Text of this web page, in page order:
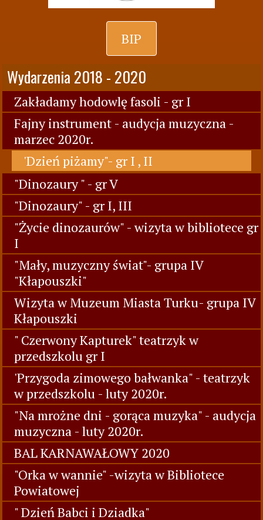
BIP
Wydarzenia 2018 - 2020
Zakładamy hodowlę fasoli - gr I
Fajny instrument - audycja muzyczna -
marzec 2020r.
'Dzień piżamy"- gr I , II
"Dinozaury " - gr V
"Dinozaury" - gr I, III
"Życie dinozaurów" - wizyta w bibliotece gr
I
"Mały, muzyczny świat"- grupa IV
"Kłapouszki"
Wizyta w Muzeum Miasta Turku- grupa IV
Kłapouszki
" Czerwony Kapturek" teatrzyk w
przedszkolu gr I
'Przygoda zimowego bałwanka" - teatrzyk
w przedszkolu - luty 2020r.
"Na mrożne dni - gorąca muzyka" - audycja
muzyczna - luty 2020r.
BAL KARNAWAŁOWY 2020
"Orka w wannie" -wizyta w Bibliotece
Powiatowej
" Dzień Babci i Dziadka"